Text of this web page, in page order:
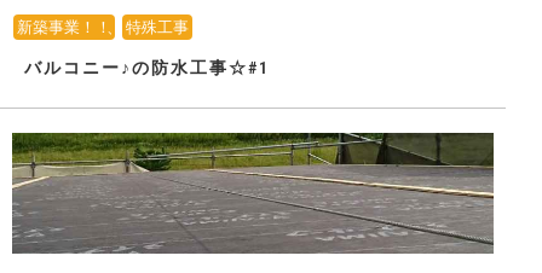
新築事業！！ 特殊工事
バルコニー♪の防水工事☆#1